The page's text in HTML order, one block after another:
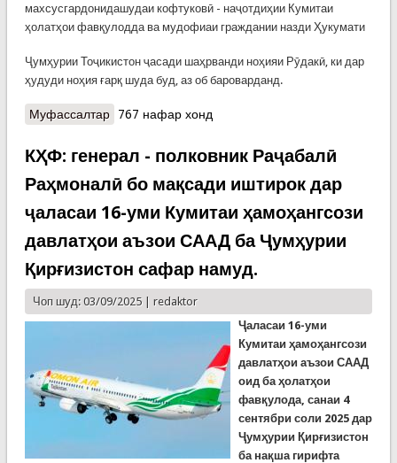
махсусгардонидашудаи кофтуковӣ - наҷотдиҳии Кумитаи
ҳолатҳои фавқулодда ва мудофиаи граждании назди Ҳукумати
Ҷумҳурии Тоҷикистон ҷасади шаҳрванди ноҳияи Рӯдакӣ, ки дар
ҳудуди ноҳия ғарқ шуда буд, аз об бароварданд.
Муфассалтаро КҲФ: Наҷотдиҳандагон ҷасади як шаҳрвандро
767 нафар хонд
КҲФ: генерал - полковник Раҷабалӣ
Раҳмоналӣ бо мақсади иштирок дар
ҷаласаи 16-уми Кумитаи ҳамоҳангсози
давлатҳои аъзои СААД ба Ҷумҳурии
Қирғизистон сафар намуд.
Чоп шуд: 03/09/2025 | redaktor
Ҷаласаи 16-уми
Кумитаи ҳамоҳангсози
давлатҳои аъзои СААД
оид ба ҳолатҳои
фавқулода, санаи 4
сентябри соли 2025 дар
Ҷумҳурии Қирғизистон
ба нақша гирифта